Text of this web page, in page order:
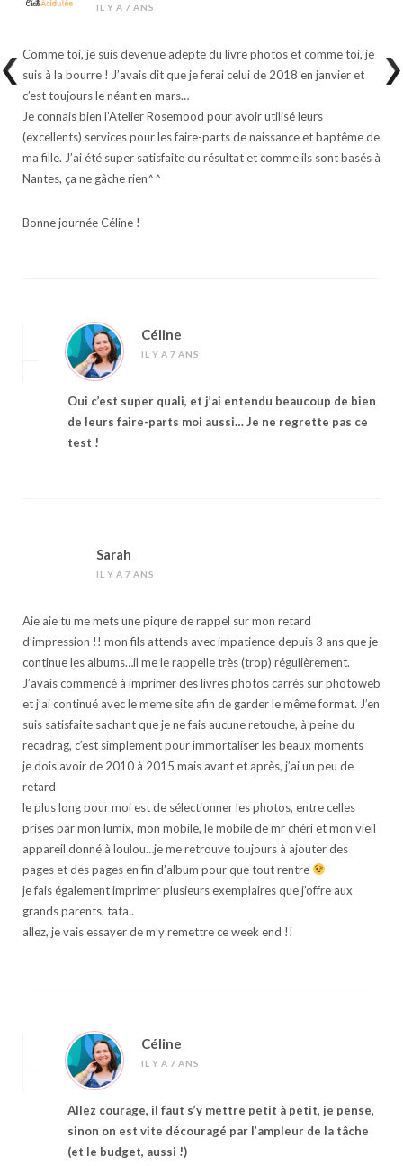
IL Y A 7 ANS
Comme toi, je suis devenue adepte du livre photos et comme toi, je
suis à la bourre ! J’avais dit que je ferai celui de 2018 en janvier et
c’est toujours le néant en mars…
Je connais bien l’Atelier Rosemood pour avoir utilisé leurs
(excellents) services pour les faire-parts de naissance et baptême de
ma fille. J’ai été super satisfaite du résultat et comme ils sont basés à
Nantes, ça ne gâche rien^^
Bonne journée Céline !
Céline
IL Y A 7 ANS
Oui c’est super quali, et j’ai entendu beaucoup de bien
de leurs faire-parts moi aussi… Je ne regrette pas ce
test !
Sarah
IL Y A 7 ANS
Aie aie tu me mets une piqure de rappel sur mon retard
d’impression !! mon fils attends avec impatience depuis 3 ans que je
continue les albums…il me le rappelle très (trop) régulièrement.
J’avais commencé à imprimer des livres photos carrés sur photoweb
et j’ai continué avec le meme site afin de garder le même format. J’en
suis satisfaite sachant que je ne fais aucune retouche, à peine du
recadrag, c’est simplement pour immortaliser les beaux moments
je dois avoir de 2010 à 2015 mais avant et après, j’ai un peu de
retard
le plus long pour moi est de sélectionner les photos, entre celles
prises par mon lumix, mon mobile, le mobile de mr chéri et mon vieil
appareil donné à loulou…je me retrouve toujours à ajouter des
pages et des pages en fin d’album pour que tout rentre
je fais également imprimer plusieurs exemplaires que j’offre aux
grands parents, tata..
allez, je vais essayer de m’y remettre ce week end !!
Céline
IL Y A 7 ANS
Allez courage, il faut s’y mettre petit à petit, je pense,
sinon on est vite découragé par l’ampleur de la tâche
(et le budget, aussi !)